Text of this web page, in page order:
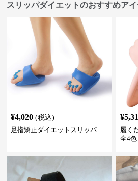
スリッパダイエットのおすすめア
¥4,020 (税込)
足指矯正ダイエットスリッパ
¥
履く
全4